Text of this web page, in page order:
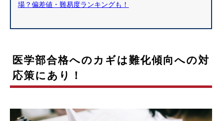
場？偏差値・難易度ランキングも！
医学部合格へのカギは難化傾向への対
応策にあり！